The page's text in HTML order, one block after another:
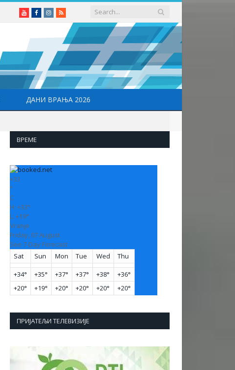
YoutubeFacebookInstagram
RSS
ДАНИ ВРАЊА 2026
ВРЕМЕ
+33
°
C
H: +33°
L: +19°
Vranje
Friday, 07 August
See 7-Day Forecast
Sat
Sun Mon Tue Wed Thu
+34° +35° +37° +37° +38° +36°
+20° +19° +20° +20° +20° +20°
ПРИЈАТЕЉИ ТЕЛЕВИЗИЈЕ